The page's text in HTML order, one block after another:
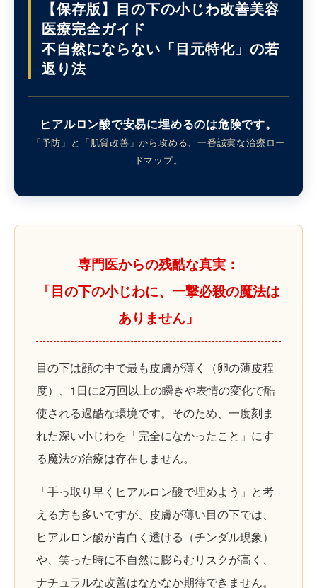
【保存版】目の下の小じわ改善美容
医療完全ガイド
不自然にならない「目元特化」の若
返り法
ヒアルロン酸で安易に埋めるのは危険です。
「予防」と「肌質改善」から攻める、一番誠実な治療ロー
ドマップ。
専門医からの残酷な真実：
「目の下の小じわに、一撃必殺の魔法は
ありません」
目の下は顔の中で最も皮膚が薄く（卵の薄皮程
度）、1日に2万回以上の瞬きや表情の変化で酷
使される過酷な環境です。そのため、一度刻ま
れた深い小じわを「完全になかったこと」にす
る魔法の治療は存在しません。
「手っ取り早くヒアルロン酸で埋めよう」と考
える方も多いですが、皮膚が薄い目の下では、
ヒアルロン酸が青白く透ける（チンダル現象）
や、笑った時に不自然に膨らむリスクが高く、
ナチュラルな改善はなかなか期待できません。